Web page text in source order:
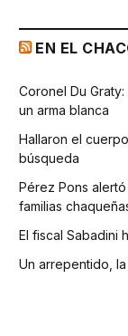
EN EL
Coronel Du
un arma blanca
Hallaron el
búsqueda
Pérez Pons
familias
El fiscal Sabadini
Un arrepentido,